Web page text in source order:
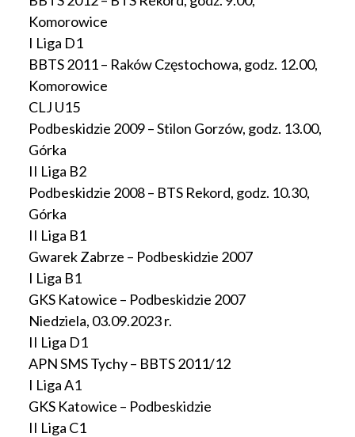
Komorowice
I Liga D1
BBTS 2011 – Raków Częstochowa, godz. 12.00,
Komorowice
CLJ U15
Podbeskidzie 2009 – Stilon Gorzów, godz. 13.00,
Górka
II Liga B2
Podbeskidzie 2008 – BTS Rekord, godz. 10.30,
Górka
II Liga B1
Gwarek Zabrze – Podbeskidzie 2007
I Liga B1
GKS Katowice – Podbeskidzie 2007
Niedziela, 03.09.2023 r.
II Liga D1
APN SMS Tychy – BBTS 2011/12
I Liga A1
GKS Katowice – Podbeskidzie
II Liga C1